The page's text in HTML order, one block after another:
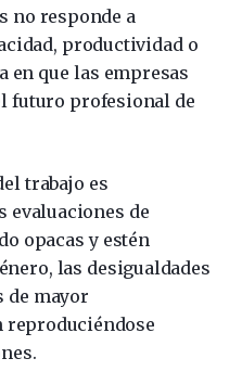
no responde a
productividad o
en que las empresas
futuro profesional de
trabajo es
evaluaciones de
opacas y estén
las desigualdades
de mayor
reproduciéndose